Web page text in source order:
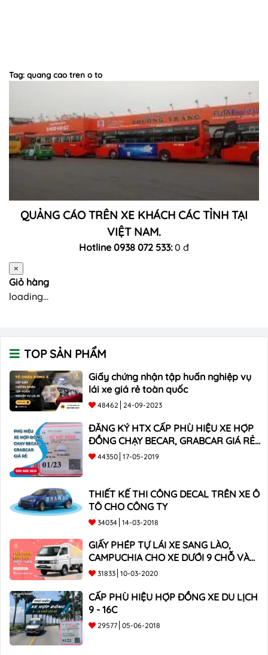
Tag: quang cao tren o to
QUẢNG CÁO TRÊN XE KHÁCH CÁC TỈNH TẠI
VIỆT NAM.
Hotline 0938 072 533:0 đ
×
Giỏ hàng
loading...
TOP SẢN PHẨM
Giấy chứng nhận tập huấn nghiệp vụ
lái xe giá rẻ toàn quốc
48462 24-09-2023
ĐĂNG KÝ HTX CẤP PHÙ HIỆU XE HỢP
ĐỒNG CHẠY BECAR, GRABCAR GIÁ RẺ
NHẤT
44350 17-05-2019
THIẾT KẾ THI CÔNG DECAL TRÊN XE Ô
TÔ CHO CÔNG TY
34034 14-03-2018
GIẤY PHÉP TỰ LÁI XE SANG LÀO,
CAMPUCHIA CHO XE DƯỚI 9 CHỖ VÀ
XE BÁN TẢI
31833 10-03-2020
CẤP PHÙ HIỆU HỢP ĐỒNG XE DU LỊCH
9 - 16C
29577 05-06-2018